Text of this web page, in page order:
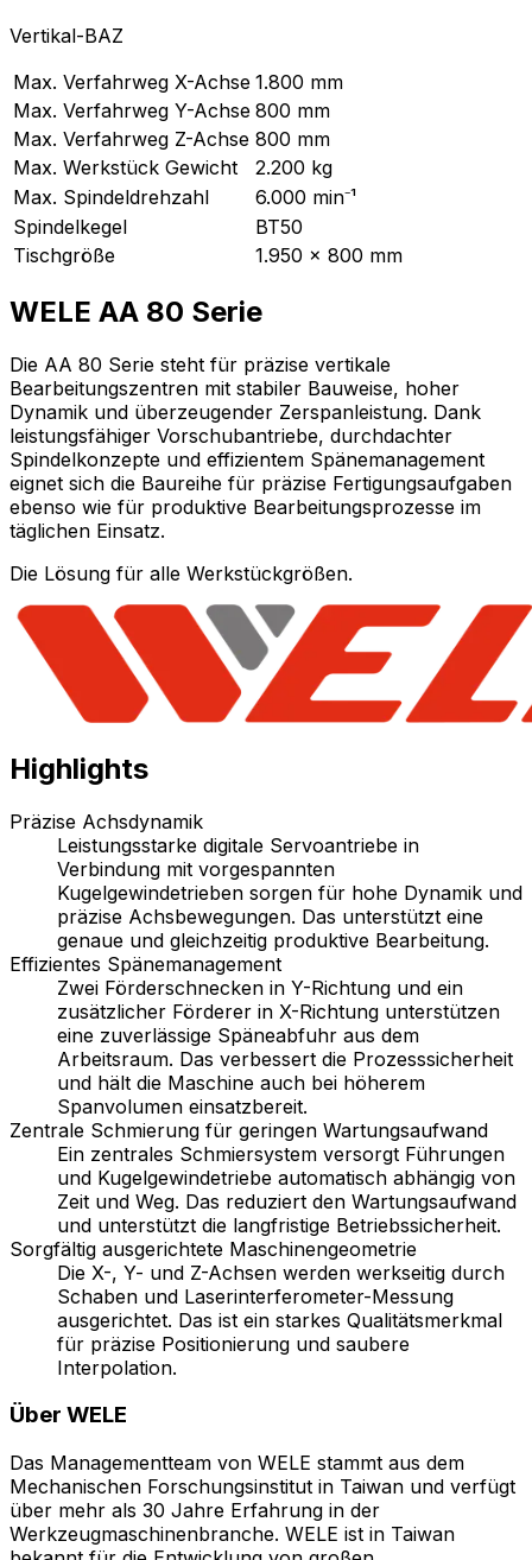
Vertikal-BAZ
Max. Verfahrweg X-Achse 1.800 mm
Max. Verfahrweg Y-Achse 800 mm
Max. Verfahrweg Z-Achse 800 mm
Max. Werkstück Gewicht
2.200 kg
Max. Spindeldrehzahl
6.000 min⁻¹
Spindelkegel
BT50
Tischgröße
1.950 x 800 mm
WELE AA 80 Serie
Die AA 80 Serie steht für präzise vertikale
Bearbeitungszentren mit stabiler Bauweise, hoher
Dynamik und überzeugender Zerspanleistung. Dank
leistungsfähiger Vorschubantriebe, durchdachter
Spindelkonzepte und effizientem Spänemanagement
eignet sich die Baureihe für präzise Fertigungsaufgaben
ebenso wie für produktive Bearbeitungsprozesse im
täglichen Einsatz.
Die Lösung für alle Werkstückgrößen.
Highlights
Präzise Achsdynamik
Leistungsstarke digitale Servoantriebe in
Verbindung mit vorgespannten
Kugelgewindetrieben sorgen für hohe Dynamik und
präzise Achsbewegungen. Das unterstützt eine
genaue und gleichzeitig produktive Bearbeitung.
Effizientes Spänemanagement
Zwei Förderschnecken in Y-Richtung und ein
zusätzlicher Förderer in X-Richtung unterstützen
eine zuverlässige Späneabfuhr aus dem
Arbeitsraum. Das verbessert die Prozesssicherheit
und hält die Maschine auch bei höherem
Spanvolumen einsatzbereit.
Zentrale Schmierung für geringen Wartungsaufwand
Ein zentrales Schmiersystem versorgt Führungen
und Kugelgewindetriebe automatisch abhängig von
Zeit und Weg. Das reduziert den Wartungsaufwand
und unterstützt die langfristige Betriebssicherheit.
Sorgfältig ausgerichtete Maschinengeometrie
Die X-, Y- und Z-Achsen werden werkseitig durch
Schaben und Laserinterferometer-Messung
ausgerichtet. Das ist ein starkes Qualitätsmerkmal
für präzise Positionierung und saubere
Interpolation.
Über WELE
Das Managementteam von WELE stammt aus dem
Mechanischen Forschungsinstitut in Taiwan und verfügt
über mehr als 30 Jahre Erfahrung in der
Werkzeugmaschinenbranche. WELE ist in Taiwan